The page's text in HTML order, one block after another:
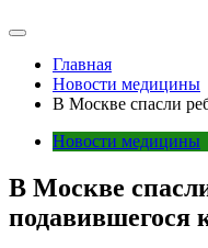
Главная
Новости медицины
В Москве спасли
Новости медицины
В Москве
подавившегося